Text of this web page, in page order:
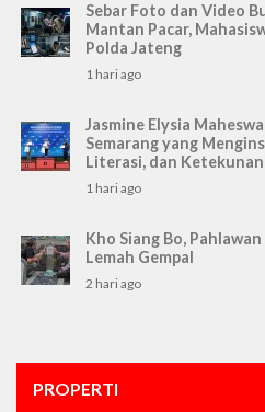
Sebar Foto dan Video
Mantan Pacar,
Polda Jateng
1 hari ago
Jasmine Elysia
Semarang yang
Literasi, dan Ketekunan
1 hari ago
Kho Siang Bo,
Lemah Gempal
2 hari ago
PROPERTI